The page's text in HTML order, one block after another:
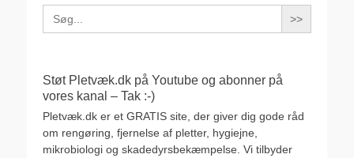
Search
for:
Støt Pletvæk.dk på Youtube og abonner på
vores kanal – Tak :-)
Pletvæk.dk er et GRATIS site, der giver dig gode råd
om rengøring, fjernelse af pletter, hygiejne,
mikrobiologi og skadedyrsbekæmpelse. Vi tilbyder